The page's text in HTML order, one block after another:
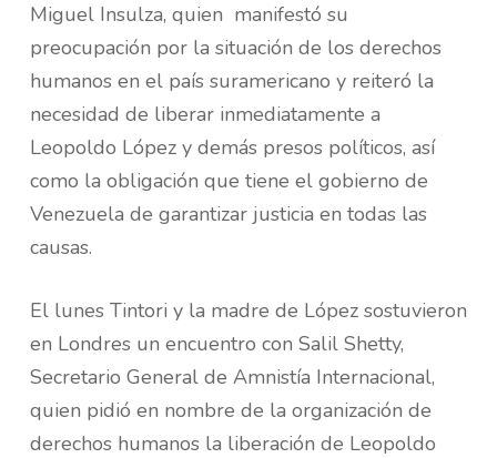
Miguel Insulza, quien manifestó su
preocupación por la situación de los derechos
humanos en el país suramericano y reiteró la
necesidad de liberar inmediatamente a
Leopoldo López y demás presos políticos, así
como la obligación que tiene el gobierno de
Venezuela de garantizar justicia en todas las
causas.
El lunes Tintori y la madre de López sostuvieron
en Londres un encuentro con Salil Shetty,
Secretario General de Amnistía Internacional,
quien pidió en nombre de la organización de
derechos humanos la liberación de Leopoldo